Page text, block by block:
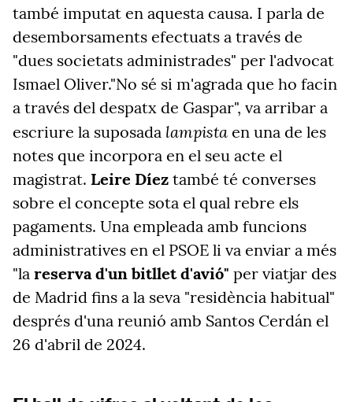
també imputat en aquesta causa. I parla de
desemborsaments efectuats a través de
"dues societats administrades" per l'advocat
Ismael Oliver."No sé si m'agrada que ho facin
a través del despatx de Gaspar", va arribar a
escriure la suposada lampista en una de les
notes que incorpora en el seu acte el
magistrat. Leire Díez també té converses
sobre el concepte sota el qual rebre els
pagaments. Una empleada amb funcions
administratives en el PSOE li va enviar a més
"la reserva d'un bitllet d'avió" per viatjar des
de Madrid fins a la seva "residència habitual"
després d'una reunió amb Santos Cerdán el
26 d'abril de 2024.